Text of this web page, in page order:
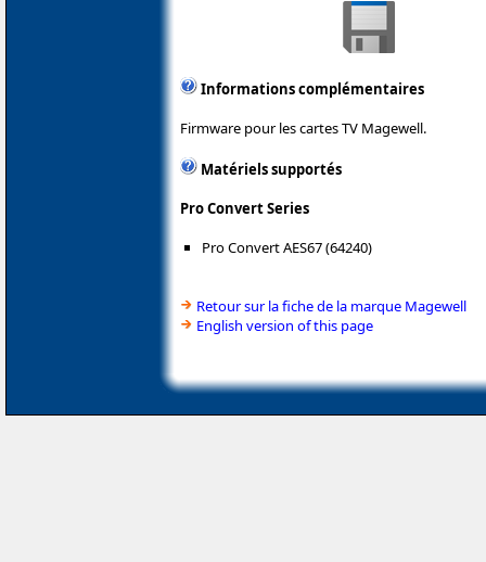
Informations complémentaires
Firmware pour les cartes TV Magewell.
Matériels supportés
Pro Convert Series
Pro Convert AES67 (64240)
Retour sur la fiche de la marque Magewell
English version of this page